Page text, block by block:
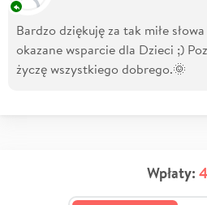
Bardzo dziękuję za tak miłe
okazane wsparcie dla Dzieci ;)
życzę wszystkiego dobrego.🌞
Wpłaty: